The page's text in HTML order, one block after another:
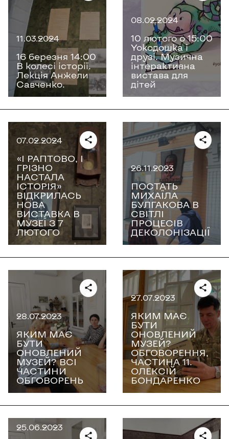
11.03.2024
16 березня 14:00
В колесі історії.
Лекція Анжели
Савченко.
08.02.2024
10 лютого о 15:00
Yokoдошка і
друзі. Музична
інтерактивна
вистава для
дітей
07.02.2024
«І РАПТОВО, І
ГРІЗНО
НАСТАЛА
ІСТОРІЯ»
ВІДКРИЛАСЬ
НОВА
ВИСТАВКА В
МУЗЕЇ З 7
ЛЮТОГО
26.11.2023
ПОСТАТЬ
МИХАЇЛА
БУЛГАКОВА В
СВІТЛІ
ПРОЦЕСІВ
ДЕКОЛОНІЗАЦІЇ
28.07.2023
ЯКИМ МАЄ
БУТИ
ОНОВЛЕНИЙ
МУЗЕЙ? ВСІ
ЧАСТИНИ
ОБГОВОРЕНЬ
27.07.2023
ЯКИМ МАЄ
БУТИ
ОНОВЛЕНИЙ
МУЗЕЙ?
ОБГОВОРЕННЯ,
ЧАСТИНА 11.
ОЛЕКСІЙ
БОНДАРЕНКО
25.06.2023